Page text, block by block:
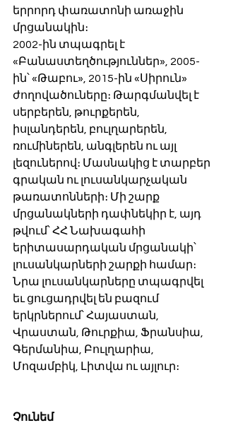
երրորդ փառատոնի առաջին
մրցանակին։
2002-ին տպագրել է
«Բանաստեղծություններ», 2005-
ին՝ «Թաբու», 2015-ին «Սիրուն»
ժողովածուները։ Թարգմանվել է
սերբերեն, թուրքերեն,
իսլանդերեն, բուլղարերեն,
ռումիներեն, անգլերեն ու այլ
լեզուներով։ Մասնակից է տարբեր
գրական ու լուսանկարչական
թառատոնների։ Մի շարք
մրցանակների դափնեկիր է, այդ
թվում՝ ՀՀ Նախագահի
երիտասարդական մրցանակի՝
լուսանկարների շարքի համար։
Նրա լուսանկարները տպագրվել
եւ ցուցադրվել են բազում
երկրներում՝ Հայաստան,
Վրաստան, Թուրքիա, Ֆրանսիա,
Գերմանիա, Բուլղարիա,
Մոզամբիկ, Լիտվա ու այլուր։
Չունեմ